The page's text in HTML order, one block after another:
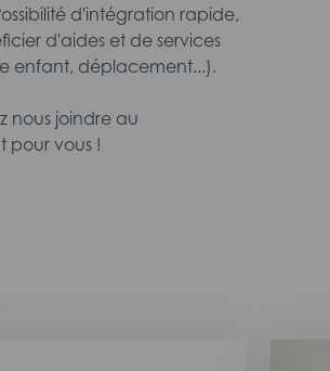
d'intégration rapide,
d'aides et de services
enfant, déplacement...).
nous joindre au
pour vous !